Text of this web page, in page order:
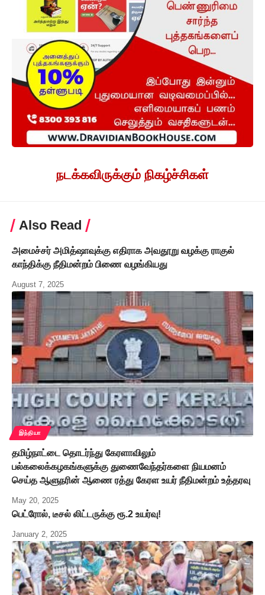
நடக்கவிருக்கும் நிகழ்ச்சிகள்
Also Read
அமைச்சர் அமித்ஷாவுக்கு எதிராக அவதூறு வழக்கு ராகுல்
காந்திக்கு நீதிமன்றம் பிணை வழங்கியது
August 7, 2025
இந்தியா
தமிழ்நாட்டை தொடர்ந்து கேரளாவிலும்
பல்கலைக்கழகங்களுக்கு துணைவேந்தர்களை நியமனம்
செய்த ஆளுநரின் ஆணை ரத்து கேரள உயர் நீதிமன்றம் உத்தரவு
May 20, 2025
பெட்ரோல், டீசல் லிட்டருக்கு ரூ.2 உயர்வு!
January 2, 2025